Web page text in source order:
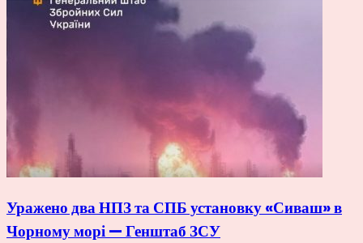
Уражено два НПЗ та СПБ установку «Сиваш» в
Чорному морі — Генштаб ЗСУ